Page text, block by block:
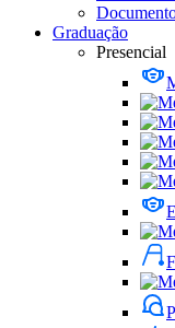
Graduação
Presencial